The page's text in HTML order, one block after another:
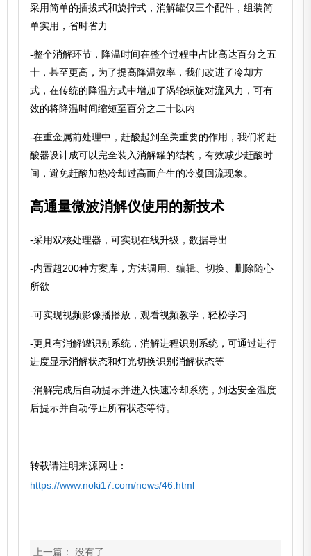
采用简单的插拔式和旋拧式，消解罐仅三个配件，组装简
单实用，省时省力
-整个消解环节，降温时间在整个过程中占比高达百分之五
十，甚至更高，为了提高降温效率，我们改进了冷却方
式，在传统的降温方式中增加了涡轮螺旋对流风力，可有
效的将降温时间缩短至百分之二十以内
-在重金属前处理中，赶酸起到至关重要的作用，我们将赶
酸器设计成可以完全装入消解罐的结构，有效减少赶酸时
间，避免赶酸加热冷却过高而产生的冷凝回流现象。
高通量微波消解仪使用的新技术
-采用双核处理器，可实现在线升级，数据导出
-内置超200种方案库，方法调用、编辑、切换、删除随心
所欲
-可实现视频影像播播放，观看视频教学，轻松学习
-更具有消解罐识别系统，消解进程识别系统，可通过进行
进度显示消解状态和灯光切换识别消解状态等
-消解完成后自动提示并进入快速冷却系统，到达安全温度
后提示并自动停止所有状态等待。
转载请注明来源网址：
https://www.noki17.com/news/46.html
上一篇： 没有了